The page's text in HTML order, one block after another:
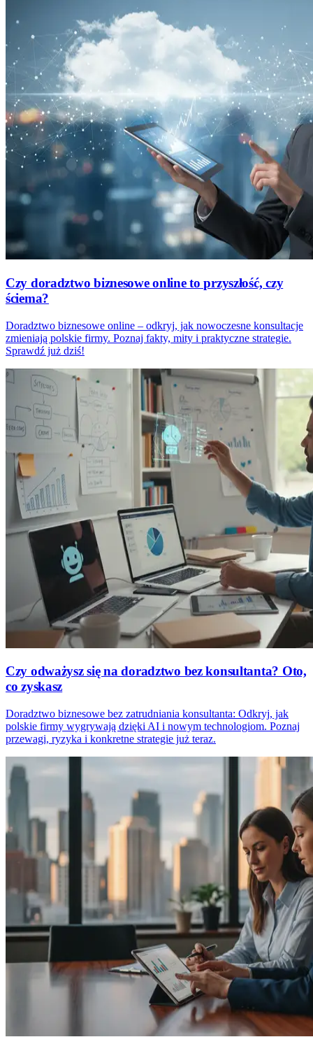
Czy doradztwo biznesowe online to przyszłość, czy
ściema?
Doradztwo biznesowe online – odkryj, jak nowoczesne konsultacje
zmieniają polskie firmy. Poznaj fakty, mity i praktyczne strategie.
Sprawdź już dziś!
Czy odważysz się na doradztwo bez konsultanta? Oto,
co zyskasz
Doradztwo biznesowe bez zatrudniania konsultanta: Odkryj, jak
polskie firmy wygrywają dzięki AI i nowym technologiom. Poznaj
przewagi, ryzyka i konkretne strategie już teraz.